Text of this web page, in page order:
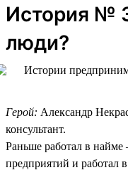
История №
люди?
Герой: Александр
консультант.
Раньше работал в
предприятий и работал